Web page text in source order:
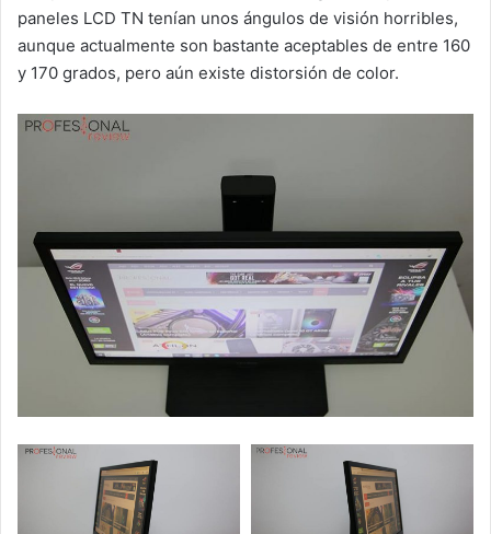
paneles LCD TN tenían unos ángulos de visión horribles,
aunque actualmente son bastante aceptables de entre 160
y 170 grados, pero aún existe distorsión de color.